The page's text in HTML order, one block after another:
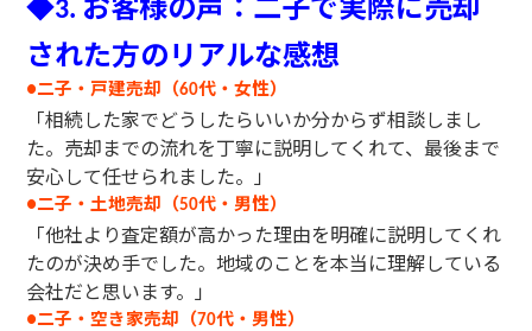
3.
された方のリアルな感想
●二子・戸建売却（60代・女性）
「相続した家でどうしたらいいか分からず相談しまし
た。売却までの流れを丁寧に説明してくれて、最後まで
安心して任せられました。」
●二子・土地売却（50代・男性）
「他社より査定額が高かった理由を明確に説明してくれ
たのが決め手でした。地域のことを本当に理解している
会社だと思います。」
●二子・空き家売却（70代・男性）